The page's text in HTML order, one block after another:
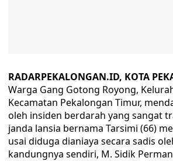
RADARPEKALONGAN.ID, KOTA
Warga Gang Gotong Royong,
Kecamatan Pekalongan Timur,
oleh insiden berdarah yang sangat
janda lansia bernama Tarsimi (66)
usai diduga dianiaya secara sadis
kandungnya sendiri, M. Sidik